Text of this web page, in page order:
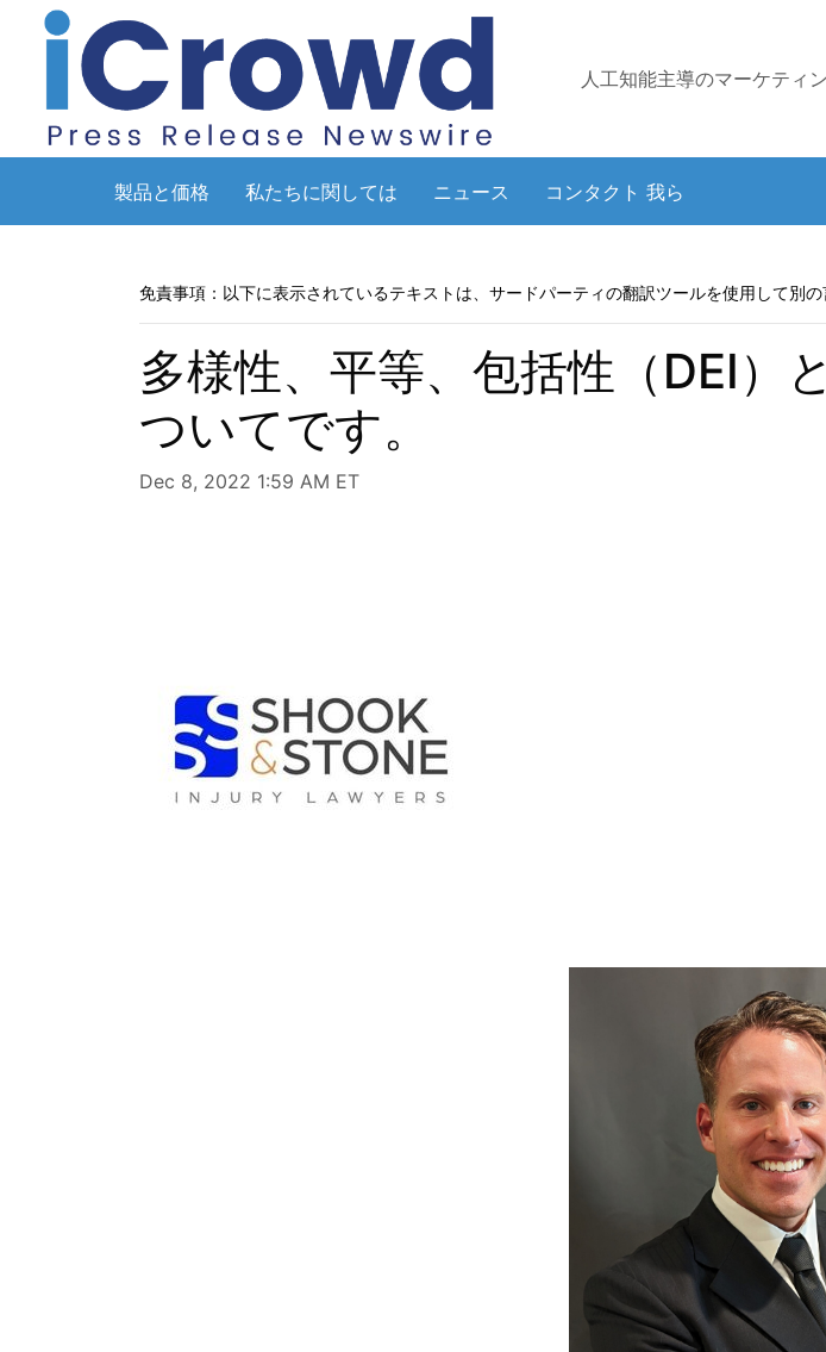
人工知能主導のマーケティ
製品と価格 私たちに関しては ニュース コンタクト 我ら
免責事項：以下に表示されているテキストは、サードパーティの翻訳ツールを使用して別の
多様性、平等、包括性（DEI）
ついてです。
Dec 8, 2022 1:59 AM ET